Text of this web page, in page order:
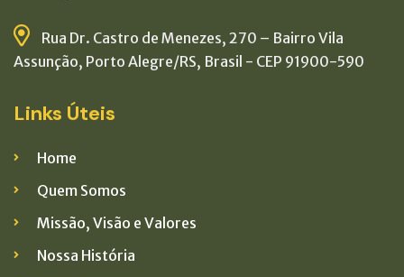
Rua Dr. Castro de Menezes, 270 – Bairro Vila
Assunção, Porto Alegre/RS, Brasil - CEP 91900-590
Links Úteis
Home
Quem Somos
Missão, Visão e Valores
Nossa História